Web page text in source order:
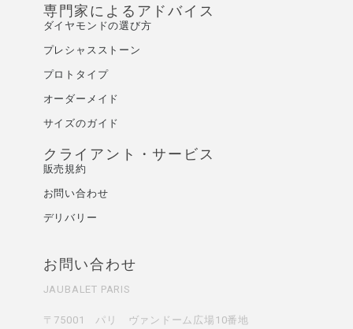
専門家によるアドバイス
ダイヤモンドの選び方
プレシャスストーン
プロトタイプ
オーダーメイド
サイズのガイド
クライアント・サービス
販売規約
お問い合わせ
デリバリー
お問い合わせ
JAUBALET PARIS
〒75001 パリ ヴァンドーム広場10番地